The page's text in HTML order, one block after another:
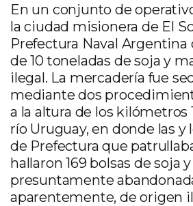
En un conjunto de
la ciudad misionera de El
Prefectura Naval Argentina
de 10 toneladas de soja y
ilegal. La mercadería fue
mediante dos
a la altura de los kilómetros
río Uruguay, en donde las y
de Prefectura que
hallaron 169 bolsas de soja
presuntamente
aparentemente, de origen